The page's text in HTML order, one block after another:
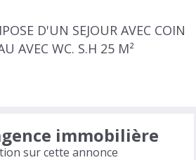
D'UN SEJOUR AVEC COIN
AVEC WC. S.H 25 M²
immobilière
sur cette annonce